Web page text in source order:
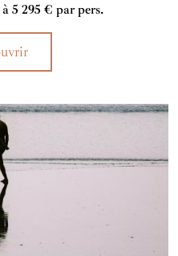
5 295 € par pers.